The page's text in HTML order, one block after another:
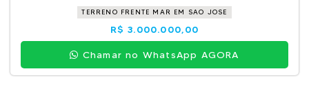
TERRENO FRENTE MAR EM SAO JOSE
R$ 3.000.000,00
Chamar no WhatsApp AGORA